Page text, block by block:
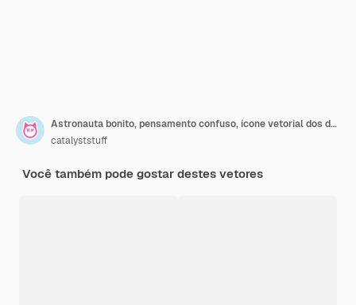
Astronauta bonito, pensamento confuso, ícone vetorial dos desenhos animados, ilustração ciência tecnologia isolada plana
catalyststuff
Você também pode gostar destes vetores